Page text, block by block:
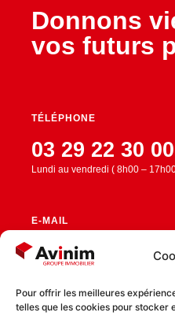
Pour offrir les meilleures
telles que les cookies pour
Donnons
vos futurs
TÉLÉPHONE
03 29 22 30 00
Lundi au vendredi ( 8h00 –
E-MAIL
RESTEZ CONNECTÉ